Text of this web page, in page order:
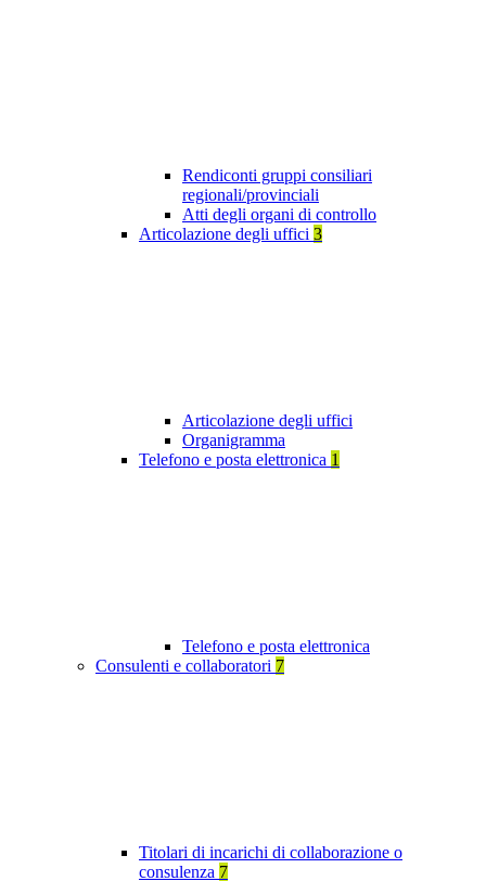
Rendiconti gruppi consiliari
regionali/provinciali
Atti degli organi di controllo
Articolazione degli uffici 3
Articolazione degli uffici
Organigramma
Telefono e posta elettronica 1
Telefono e posta elettronica
Consulenti e collaboratori 7
Titolari di incarichi di collaborazione o
consulenza 7